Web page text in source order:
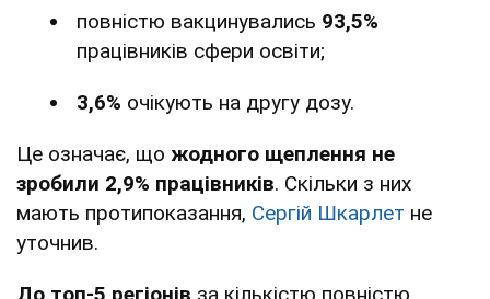
повністю вакцинувались 93,5%
працівників сфери освіти;
3,6% очікують на другу дозу.
Це означає, що жодного щеплення не
зробили 2,9% працівників. Скільки з них
мають протипоказання, Сергій Шкарлет не
уточнив.
До топ-5 регіонів за кількістю повністю